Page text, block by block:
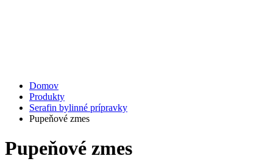
Domov
Produkty
Serafin bylinné prípravky
Pupeňové zmes
Pupeňové zmes